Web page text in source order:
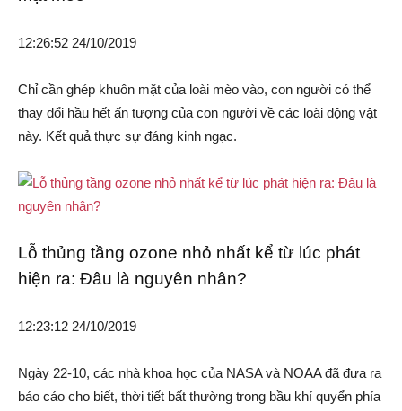
12:26:52 24/10/2019
Chỉ cần ghép khuôn mặt của loài mèo vào, con người có thể
thay đổi hầu hết ấn tượng của con người về các loài động vật
này. Kết quả thực sự đáng kinh ngạc.
Lỗ thủng tầng ozone nhỏ nhất kể từ lúc phát
hiện ra: Đâu là nguyên nhân?
12:23:12 24/10/2019
Ngày 22-10, các nhà khoa học của NASA và NOAA đã đưa ra
báo cáo cho biết, thời tiết bất thường trong bầu khí quyển phía